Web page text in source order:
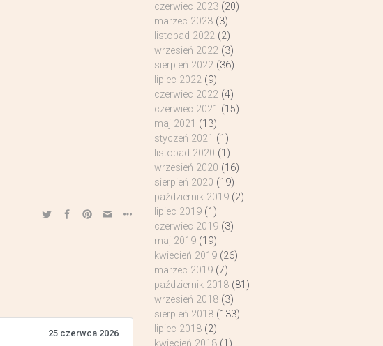
25 czerwca 2026
czerwiec 2023(20)
marzec 2023(3)
listopad 2022(2)
wrzesień 2022(3)
sierpień 2022(36)
lipiec 2022(9)
czerwiec 2022(4)
czerwiec 2021 (15)
maj 2021 (13)
styczeń 2021 (1)
listopad 2020 (1)
wrzesień 2020 (16)
sierpień 2020 (19)
październik 2019(2)
lipiec 2019(1)
czerwiec 2019(3)
maj 2019(19)
kwiecień 2019(26)
marzec 2019(7)
październik 2018(81)
wrzesień 2018(3)
sierpień 2018(133)
lipiec 2018(2)
kwiecień 2018(1)